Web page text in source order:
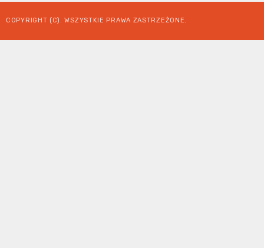
COPYRIGHT (C). WSZYSTKIE PRAWA ZASTRZEŻONE.